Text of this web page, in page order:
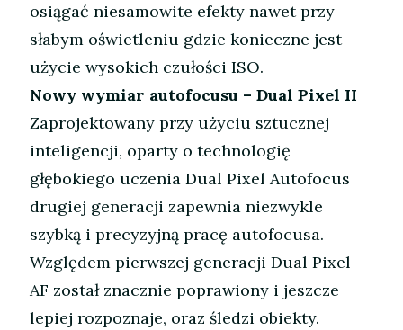
osiągać niesamowite efekty nawet przy
słabym oświetleniu gdzie konieczne jest
użycie wysokich czułości ISO.
Nowy wymiar autofocusu – Dual Pixel II
Zaprojektowany przy użyciu sztucznej
inteligencji, oparty o technologię
głębokiego uczenia Dual Pixel Autofocus
drugiej generacji zapewnia niezwykle
szybką i precyzyjną pracę autofocusa.
Względem pierwszej generacji Dual Pixel
AF został znacznie poprawiony i jeszcze
lepiej rozpoznaje, oraz śledzi obiekty.